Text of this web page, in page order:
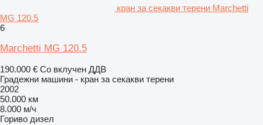
кран за секакви терени Marchetti
MG 120.5
6
Marchetti MG 120.5
190.000 € Со вклучен ДДВ
Градежни машини - кран за секакви терени
2002
50.000 км
8.000 м/ч
Гориво дизел